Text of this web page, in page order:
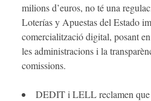
milions d’euros, no té una
Loterías y Apuestas del Estado
comercialització digital, posant
les administracions i la
comissions.
DEDIT i LELL reclamen que